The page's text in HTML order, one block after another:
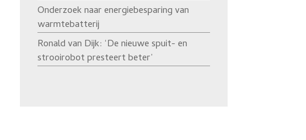
Onderzoek naar energiebesparing van
warmtebatterij
Ronald van Dijk: ‘De nieuwe spuit- en
strooirobot presteert beter’